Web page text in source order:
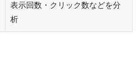
表示回数・クリック数などを分
析